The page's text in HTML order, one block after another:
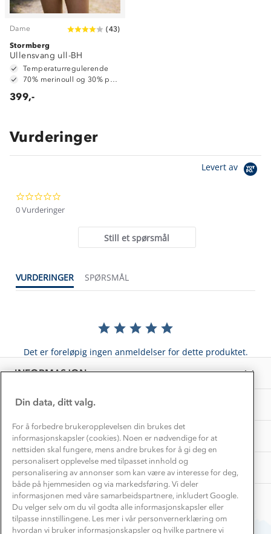
Dame (43)
Stormberg
Ullensvang ull-BH
Temperaturregulerende
399,-
Vurderinger
Levert av
star
0 Vurderinger
Still et spørsmål
VURDERINGER SPØRSMÅL
Det er foreløpig ingen anmeldelser for dette produktet.
INFORMASJON
Kundeservice
Kundeklubb
Bedrift, barnehage og SFO
Presse
OM OSS
Klima og miljø
1% til samfunnet
Samarbeide med oss?
TIPS OG RÅD
Trelagsprinsippet barn
Alt du trenger til Norgesferien
Gravidklær
Vask og vedlikehold
EL-retur
Store størrelser
Turmat oppskrifter
Beredskap
AKTIVITETER
Få turinspirasjon og tips her⛰
Overnatte utendørs⛺
Leirskole 🥾
Barnehageansatt
Tips til hyttetur
Din data, ditt valg.
For å forbedre brukeropplevelsen din brukes det
informasjonskapsler (cookies). Noen er nødvendige for at
nettsiden skal fungere, mens andre brukes for å gi deg en
personalisert opplevelse med tilpasset innhold og
personalisering av annonser som kan være av interesse for deg,
både på hjemmesiden og via markedsføring. Vi deler
informasjonen med våre samarbeidspartnere, inkludert Google.
Du velger selv om du vil godta alle informasjonskapsler eller
tilpasse innstillingene. Les mer i vår personvernerklæring om
hvordan vi bruker informasjonskapsler og hvilke partnere vi